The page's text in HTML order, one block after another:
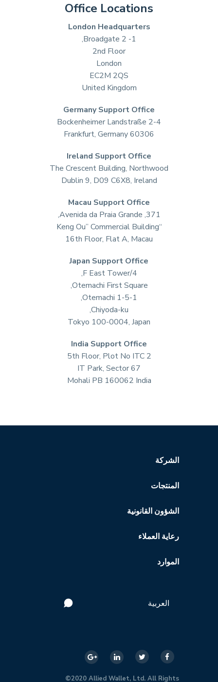
Office Locations
London Headquarters
1- 2 Broadgate,
2nd Floor
London
EC2M 2QS
United Kingdom
Germany Support Office
Bockenheimer Landstraße 2-4
60306 Frankfurt, Germany
Ireland Support Office
The Crescent Building, Northwood
Dublin 9, D09 C6X8, Ireland
Macau Support Office
371, Avenida da Praia Grande,
“Keng Ou” Commercial Building
16th Floor, Flat A, Macau
Japan Support Office
4/F East Tower,
Otemachi First Square,
1-5-1 Otemachi,
Chiyoda-ku,
Tokyo 100-0004, Japan
India Support Office
5th Floor, Plot No ITC 2
IT Park, Sector 67
Mohali PB 160062 India
الشركة
المنتجات
الشؤون القانونية
رعاية العملاء
الموارد
العربية
©2020 Allied Wallet, Ltd. All Rights